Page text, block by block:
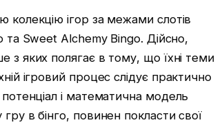
колекцію ігор за межами слотів
Sweet Alchemy Bingo. Дійсно,
з яких полягає в тому, що їхні теми
ігровий процес слідує практично
і математична модель
в бінго, повинен покласти свої